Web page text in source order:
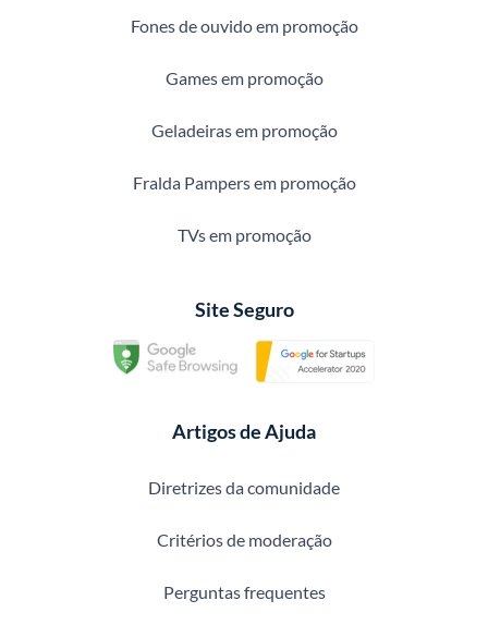
Fones de ouvido em promoção
Games em promoção
Geladeiras em promoção
Fralda Pampers em promoção
TVs em promoção
Site Seguro
Artigos de Ajuda
Diretrizes da comunidade
Critérios de moderação
Perguntas frequentes